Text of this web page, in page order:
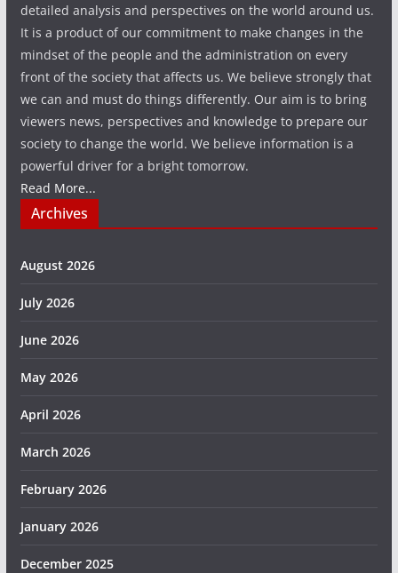
detailed analysis and perspectives on the world around us.
It is a product of our commitment to make changes in the
mindset of the people and the administration on every
front of the society that affects us. We believe strongly that
we can and must do things differently. Our aim is to bring
viewers news, perspectives and knowledge to prepare our
society to change the world. We believe information is a
powerful driver for a bright tomorrow.
Read More...
Archives
August 2026
July 2026
June 2026
May 2026
April 2026
March 2026
February 2026
January 2026
December 2025